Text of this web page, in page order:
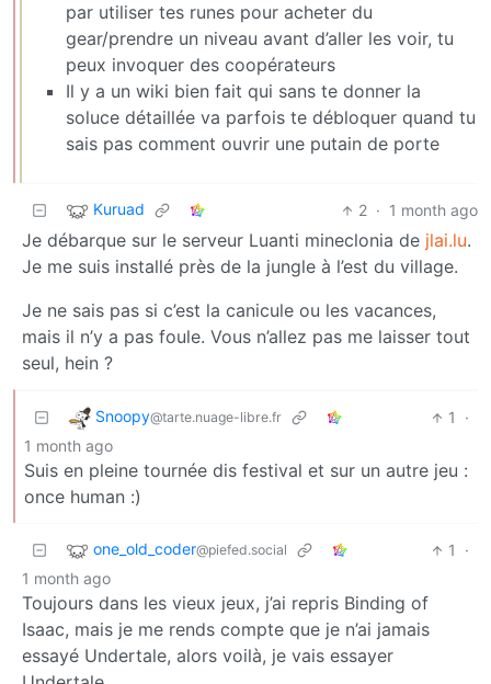
par utiliser tes runes pour acheter du
gear/prendre un niveau avant d’aller les voir, tu
peux invoquer des coopérateurs
Il y a un wiki bien fait qui sans te donner la
soluce détaillée va parfois te débloquer quand tu
sais pas comment ouvrir une putain de porte
Kuruad 2 · 1 month ago
Je débarque sur le serveur Luanti mineclonia de jlai.lu.
Je me suis installé près de la jungle à l’est du village.
Je ne sais pas si c’est la canicule ou les vacances,
mais il n’y a pas foule. Vous n’allez pas me laisser tout
seul, hein ?
Snoopy@tarte.nuage-libre.fr 1
·
1 month ago
Suis en pleine tournée dis festival et sur un autre jeu :
once human :)
one_old_coder@piefed.social 1
·
1 month ago
Toujours dans les vieux jeux, j’ai repris Binding of
Isaac, mais je me rends compte que je n’ai jamais
essayé Undertale, alors voilà, je vais essayer